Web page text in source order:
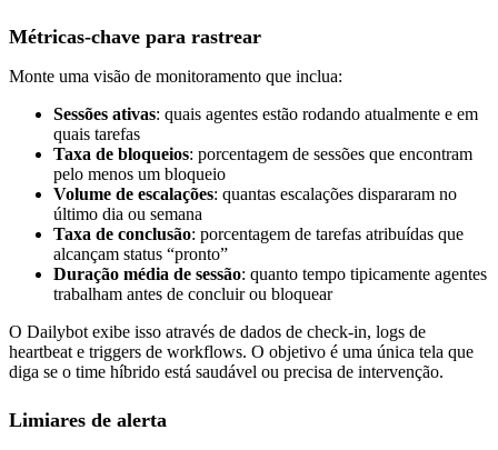
Métricas-chave para rastrear
Monte uma visão de monitoramento que inclua:
Sessões ativas: quais agentes estão rodando atualmente e em
quais tarefas
Taxa de bloqueios: porcentagem de sessões que encontram
pelo menos um bloqueio
Volume de escalações: quantas escalações dispararam no
último dia ou semana
Taxa de conclusão: porcentagem de tarefas atribuídas que
alcançam status “pronto”
Duração média de sessão: quanto tempo tipicamente agentes
trabalham antes de concluir ou bloquear
O Dailybot exibe isso através de dados de check-in, logs de
heartbeat e triggers de workflows. O objetivo é uma única tela que
diga se o time híbrido está saudável ou precisa de intervenção.
Limiares de alerta